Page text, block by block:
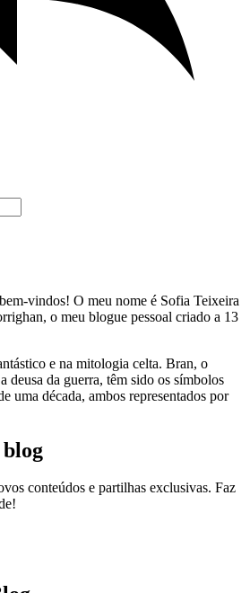
vindos! O meu nome é Sofia Teixeira
o meu blogue pessoal criado a 13
e na mitologia celta. Bran, o
deusa da guerra, têm sido os símbolos
uma década, ambos representados por
conteúdos e partilhas exclusivas. Faz